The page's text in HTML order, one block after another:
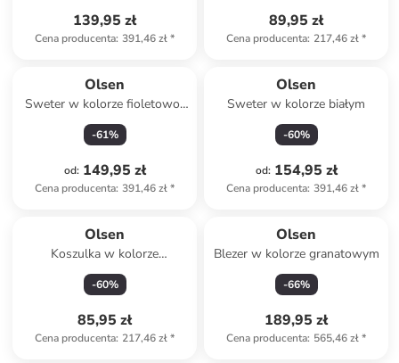
139,95 zł
Cena producenta: 391,46 zł*
89,95 zł
Cena producenta: 217,46 zł*
Olsen
Sweter w kolorze fioletowo-
beżowym
-61%
od: 149,95 zł
Cena producenta: 391,46 zł*
Olsen
Sweter w kolorze białym
-60%
od: 154,95 zł
Cena producenta: 391,46 zł*
Olsen
Koszulka w kolorze
granatowo-białym
-60%
85,95 zł
Cena producenta: 217,46 zł*
Olsen
Blezer w kolorze granatowym
-66%
189,95 zł
Cena producenta: 565,46 zł*